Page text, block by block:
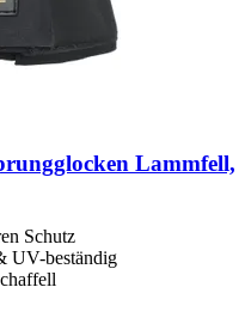
Lammfell,
Schutz
UV-beständig